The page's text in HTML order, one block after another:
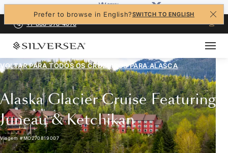
Prefer to browse in English?SWITCH TO ENGLISH
+1-888-978-4070
VOLTAR PARA TODOS OS CRUZEIROS PARAALASCA
Alaska Glacier Cruise Featuring
Juneau & Ketchikan
Viagem#MO270819007